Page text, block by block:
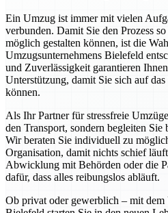
Ein Umzug ist immer mit vielen
verbunden. Damit Sie den Prozess
möglich gestalten können, ist die
Umzugsunternehmens Bielefeld
und Zuverlässigkeit garantieren
Unterstützung, damit Sie sich auf
können.
Als Ihr Partner für stressfreie
den Transport, sondern begleiten Sie
Wir beraten Sie individuell zu
Organisation, damit nichts schief
Abwicklung mit Behörden oder die
dafür, dass alles reibungslos abläuft.
Ob privat oder gewerblich – mit dem